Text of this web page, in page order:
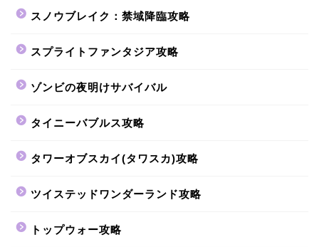
スノウブレイク：禁域降臨攻略
スプライトファンタジア攻略
ゾンビの夜明けサバイバル
タイニーバブルス攻略
タワーオブスカイ(タワスカ)攻略
ツイステッドワンダーランド攻略
トップウォー攻略